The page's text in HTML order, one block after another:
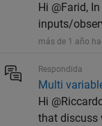
Hi @Farid,
inputs/
más de 1 año
Respondida
Multi
Hi
that discuss